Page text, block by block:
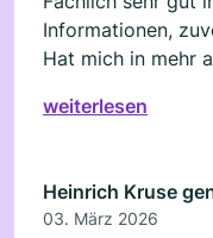
Informationen,
Hat mich in mehr
weiterlesen
Heinrich Kruse
03. März 2026